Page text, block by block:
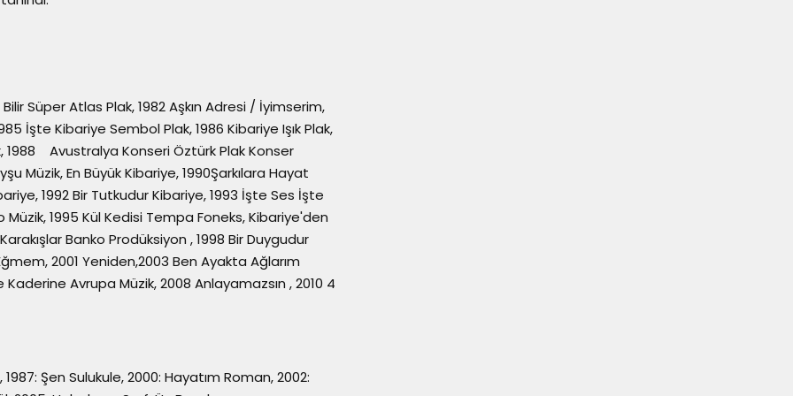
Süper Atlas Plak, 1982 Aşkın Adresi / İyimserim,
İşte Kibariye Sembol Plak, 1986 Kibariye Işık Plak,
1988 Avustralya Konseri Öztürk Plak Konser
Müzik, En Büyük Kibariye, 1990Şarkılara Hayat
1992 Bir Tutkudur Kibariye, 1993 İşte Ses İşte
Müzik, 1995 Kül Kedisi Tempa Foneks, Kibariye'den
Banko Prodüksiyon , 1998 Bir Duygudur
2001 Yeniden,2003 Ben Ayakta Ağlarım
Avrupa Müzik, 2008 Anlayamazsın , 2010 4
Şen Sulukule, 2000: Hayatım Roman, 2002: